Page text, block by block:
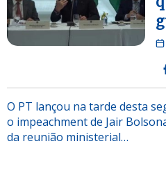
O PT lançou na tarde desta
o impeachment de Jair
da reunião ministerial…